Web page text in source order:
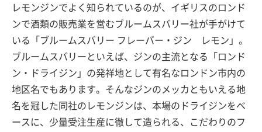
レモンジンでよく知られているのが、イギリスのロンド
ンで酒類の販売業を営むブルームスバリー社が手がけて
いる「ブルームスバリー フレーバー・ジン レモン」。
ブルームスバリーといえば、ジンの主流となる「ロンド
ン・ドライジン」の発祥地として有名なロンドン市内の
地区名でもあります。そんなジンのメッカともいえる地
名を冠した同社のレモンジンは、本場のドライジンをベ
ースに、少量受注生産に徹して造られる、こだわりのフ